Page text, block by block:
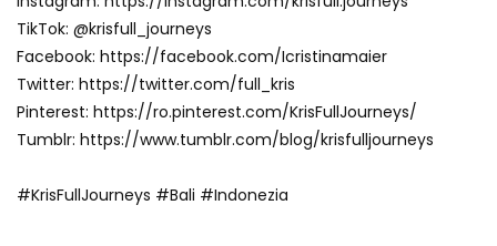
TikTok: @krisfull_journeys
Facebook: https://facebook.com/Icristinamaier
Twitter: https://twitter.com/full_kris
Pinterest: https://ro.pinterest.com/KrisFullJourneys/
Tumblr: https://www.tumblr.com/blog/krisfulljourneys
#KrisFullJourneys #Bali #Indonezia